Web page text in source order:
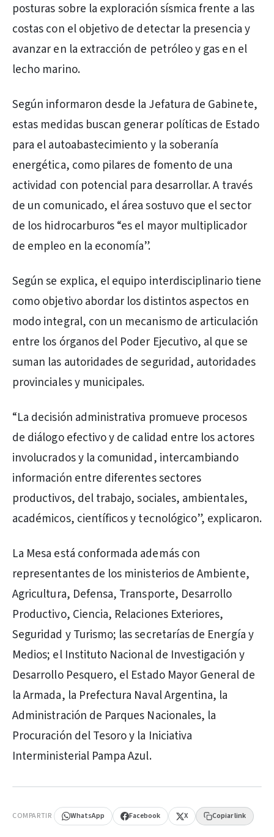
posturas sobre la exploración sísmica frente a las
costas con el objetivo de detectar la presencia y
avanzar en la extracción de petróleo y gas en el
lecho marino.
Según informaron desde la Jefatura de Gabinete,
estas medidas buscan generar políticas de Estado
para el autoabastecimiento y la soberanía
energética, como pilares de fomento de una
actividad con potencial para desarrollar. A través
de un comunicado, el área sostuvo que el sector
de los hidrocarburos “es el mayor multiplicador
de empleo en la economía”.
Según se explica, el equipo interdisciplinario tiene
como objetivo abordar los distintos aspectos en
modo integral, con un mecanismo de articulación
entre los órganos del Poder Ejecutivo, al que se
suman las autoridades de seguridad, autoridades
provinciales y municipales.
“La decisión administrativa promueve procesos
de diálogo efectivo y de calidad entre los actores
involucrados y la comunidad, intercambiando
información entre diferentes sectores
productivos, del trabajo, sociales, ambientales,
académicos, científicos y tecnológico”, explicaron.
La Mesa está conformada además con
representantes de los ministerios de Ambiente,
Agricultura, Defensa, Transporte, Desarrollo
Productivo, Ciencia, Relaciones Exteriores,
Seguridad y Turismo; las secretarías de Energía y
Medios; el Instituto Nacional de Investigación y
Desarrollo Pesquero, el Estado Mayor General de
la Armada, la Prefectura Naval Argentina, la
Administración de Parques Nacionales, la
Procuración del Tesoro y la Iniciativa
Interministerial Pampa Azul.
COMPARTIR WhatsApp Facebook X Copiar link